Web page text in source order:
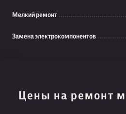
Мелкий ремонт
Замена электрокомпонентов
Цены на ремонт